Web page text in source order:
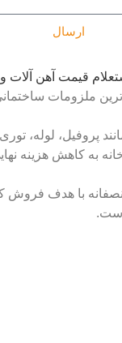
ارسال
ملزومات
پروفیل، لوله،
به کاهش هزینه
با هدف فروش